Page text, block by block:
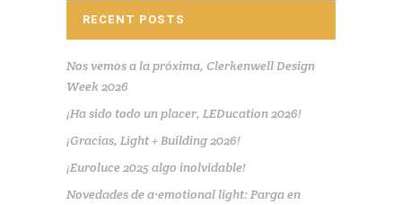
RECENT POSTS
Nos vemos a la próxima, Clerkenwell Design
Week 2026
¡Ha sido todo un placer, LEDucation 2026!
¡Gracias, Light + Building 2026!
¡Euroluce 2025 algo inolvidable!
Novedades de a·emotional light: Parga en